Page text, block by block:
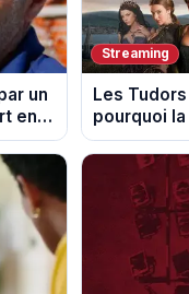
un
en
Streaming
Les
pourquoi la
son